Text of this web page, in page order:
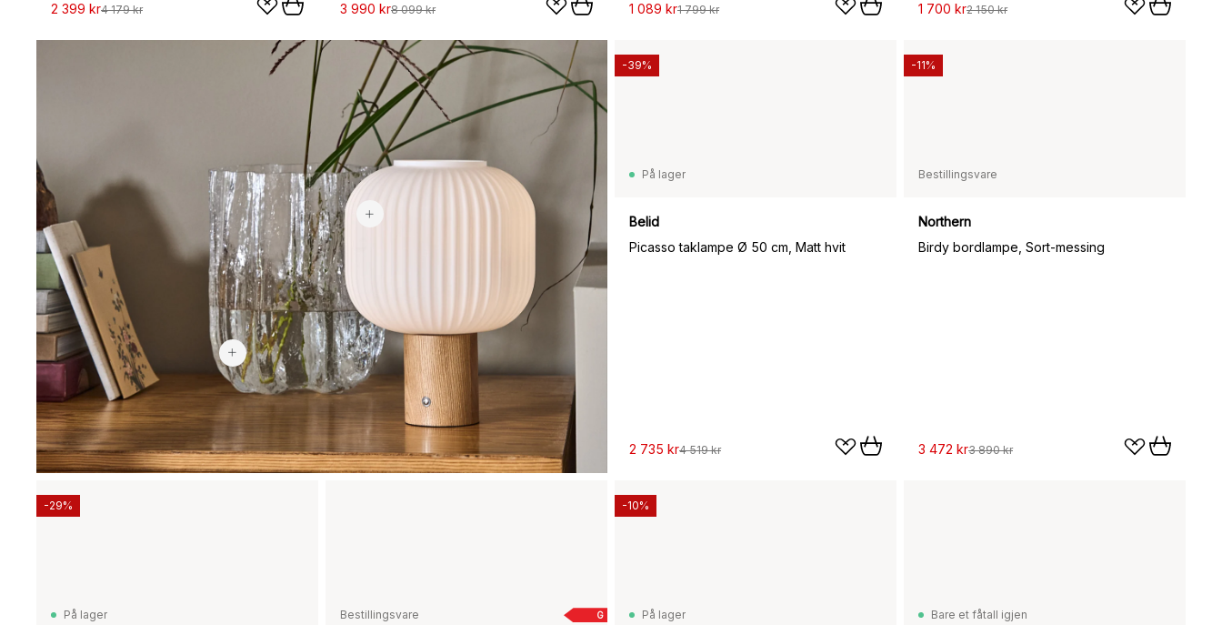
2 399 kr4 179 kr 3 990 kr8 099 kr 1 089 kr1 799 kr 1 700 kr2 150 kr
2 799 kr
På lager
Belid
Picasso taklampe Ø 50 cm, Matt hvit
2 735 kr4 519 kr
-39%
Bestillingsvare
Northern
Birdy bordlampe, Sort-messing
3 472 kr3 890 kr
-11%
På lager
-29%
G
Bestillingsvare På lager
-10%
Bare et fåtall igjen